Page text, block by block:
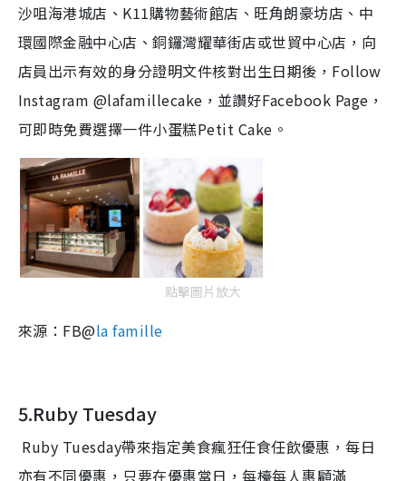
沙咀海港城店、 K11購物藝術館店、旺角朗豪坊店、中
環國際金融中心店、銅鑼灣耀華街店或世貿中心店，向
店員出示有效的身分證明文件核對出生日期後， Follow
Instagram @lafamillecake ， 並讚好Facebook Page ，
可即時免費選擇一件小蛋糕Petit Cake 。
點擊圖片放大
來源：FB@la famille
5.Ruby Tuesday
Ruby Tuesday帶來指定美食瘋狂任食任飲優惠，每日
亦有不同優惠，只要在優惠當日，每檯每人惠顧滿